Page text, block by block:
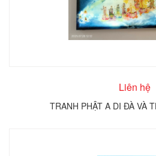
Liên hệ
TRANH PHẬT A DI ĐÀ VÀ